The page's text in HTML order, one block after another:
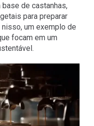
de castanhas,
para preparar
um exemplo de
focam em um